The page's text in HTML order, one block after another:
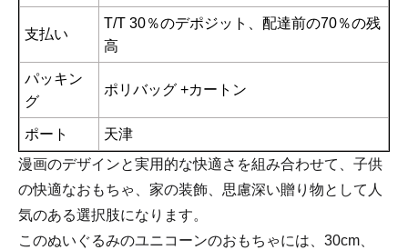
支払い
T/T 30％のデポジット、配達前の70％の残
高
パッキン
グ
ポリバッグ +カートン
ポート
天津
漫画のデザインと実用的な快適さを組み合わせて、子供
の快適なおもちゃ、家の装飾、思慮深い贈り物として人
気のある選択肢になります。
このぬいぐるみのユニコーンのおもちゃには、30cm、